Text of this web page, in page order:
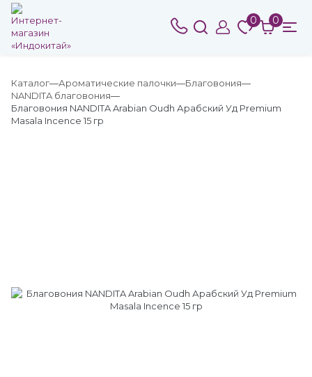
0 0
Каталог Ароматические палочки
Благовония
NANDITA благовония
Благовония NANDITA Arabian Oudh Арабский Уд Premium
Masala Incence 15 гр